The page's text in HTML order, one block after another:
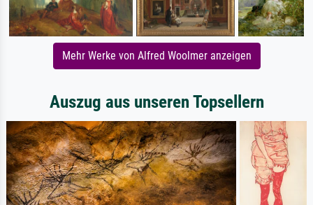
Mehr Werke von Alfred Woolmer anzeigen
Auszug aus unseren Topsellern